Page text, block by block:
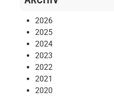
2026
2025
2024
2023
2022
2021
2020